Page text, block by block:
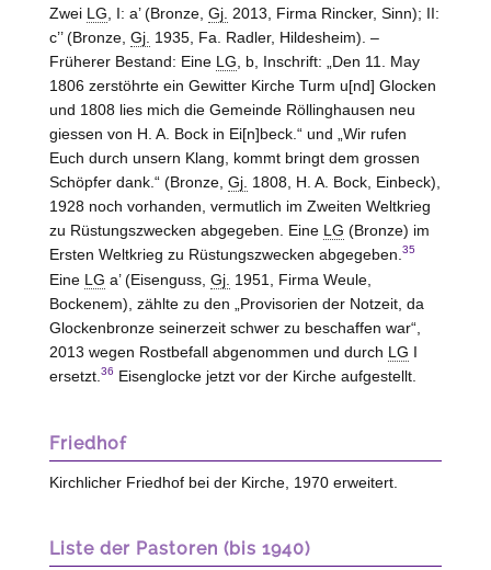
Zwei LG , I: a’ (Bronze, Gj. 2013, Firma Rincker, Sinn); II:
c’’ (Bronze, Gj. 1935, Fa. Radler, Hildesheim). –
Früherer Bestand: Eine LG , b, Inschrift: „Den 11. May
1806 zerstöhrte ein Gewitter Kirche Turm u[nd] Glocken
und 1808 lies mich die Gemeinde Röllinghausen neu
giessen von H. A. Bock in Ei[n]beck.“ und „Wir rufen
Euch durch unsern Klang, kommt bringt dem grossen
Schöpfer dank.“ (Bronze, Gj. 1808, H. A. Bock, Einbeck),
1928 noch vorhanden, vermutlich im Zweiten Weltkrieg
zu Rüstungszwecken abgegeben. Eine LG (Bronze) im
Ersten Weltkrieg zu Rüstungszwecken abgegeben. 35
Eine LG a’ (Eisenguss, Gj. 1951, Firma Weule,
Bockenem), zählte zu den „Provisorien der Notzeit, da
Glockenbronze seinerzeit schwer zu beschaffen war“,
2013 wegen Rostbefall abgenommen und durch LG I
ersetzt. 36 Eisenglocke jetzt vor der Kirche aufgestellt.
Friedhof
Kirchlicher Friedhof bei der Kirche, 1970 erweitert.
Liste der Pastoren (bis 1940)